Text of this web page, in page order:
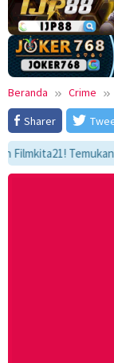
Beranda Crime
Sharer
Temukan